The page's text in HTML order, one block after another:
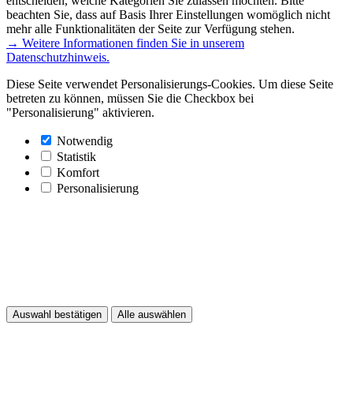
beachten Sie, dass auf Basis Ihrer Einstellungen womöglich nicht
mehr alle Funktionalitäten der Seite zur Verfügung stehen.
→ Weitere Informationen finden Sie in unserem
Datenschutzhinweis.
Diese Seite verwendet Personalisierungs-Cookies. Um diese Seite
betreten zu können, müssen Sie die Checkbox bei
"Personalisierung" aktivieren.
Notwendig
Statistik
Komfort
Personalisierung
Auswahl bestätigen Alle auswählen